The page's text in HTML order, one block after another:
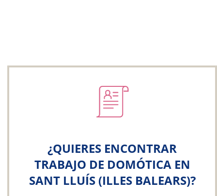
¿QUIERES ENCONTRAR
TRABAJO DE DOMÓTICA EN
SANT LLUÍS (ILLES BALEARS)?